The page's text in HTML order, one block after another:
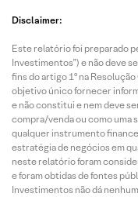
Disclaimer:
Este relatório foi preparado
Investimentos”) e não deve
fins do artigo 1º na
objetivo único fornecer
e não constitui e nem deve
compra/venda ou como uma
qualquer instrumento
estratégia de negócios em
neste relatório foram
e foram obtidas de fontes
Investimentos não dá